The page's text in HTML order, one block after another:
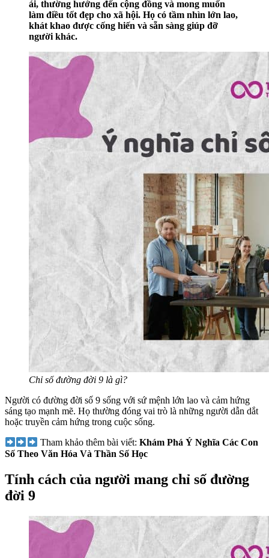
ái, thường hướng đến cộng đồng và mong muốn
làm điều tốt đẹp cho xã hội. Họ có tầm nhìn lớn lao,
khát khao được cống hiến và sẵn sàng giúp đỡ
người khác.
Chỉ số đường đời 9 là gì?
Người có đường đời số 9 sống với sứ mệnh lớn lao và cảm hứng
sáng tạo mạnh mẽ. Họ thường đóng vai trò là những người dẫn dắt
hoặc truyền cảm hứng trong cuộc sống.
Tham khảo thêm bài viết: Khám Phá Ý Nghĩa Các Con
Số Theo Văn Hóa Và Thần Số Học
Tính cách của người mang chỉ số đường
đời 9